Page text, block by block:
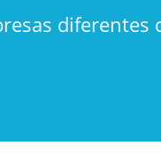
diferentes